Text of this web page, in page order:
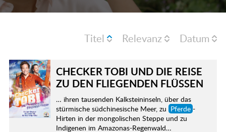
Titel Relevanz Datum
CHECKER TOBI UND DIE REISE
ZU DEN FLIEGENDEN FLÜSSEN
… ihren tausenden Kalksteininseln, über das
stürmische südchinesische Meer, zu Pferde -
Hirten in der mongolischen Steppe und zu
Indigenen im Amazonas-Regenwald…